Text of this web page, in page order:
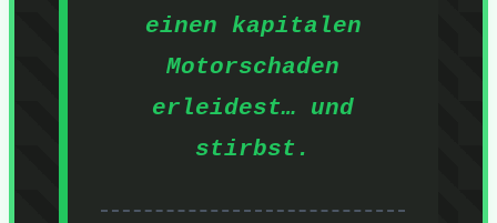
einen kapitalen
Motorschaden
erleidest… und
stirbst.